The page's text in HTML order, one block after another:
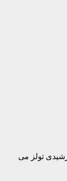
تولز می